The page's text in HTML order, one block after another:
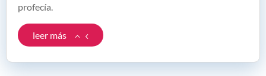
profecía.
leer más